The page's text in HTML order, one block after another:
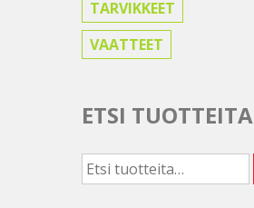
TARVIKKEET
VAATTEET
ETSI TUOTTEITA
Etsi: